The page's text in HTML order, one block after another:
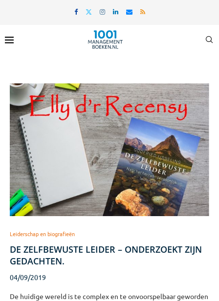
Leiderschap en biografieën
DE ZELFBEWUSTE LEIDER – ONDERZOEKT ZIJN
GEDACHTEN.
04/09/2019
De huidige wereld is te complex en te onvoorspelbaar geworden